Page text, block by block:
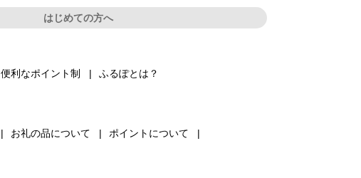
はじめての方へ
便利なポイント制 ふるぽとは？
お礼の品について
ポイントについて